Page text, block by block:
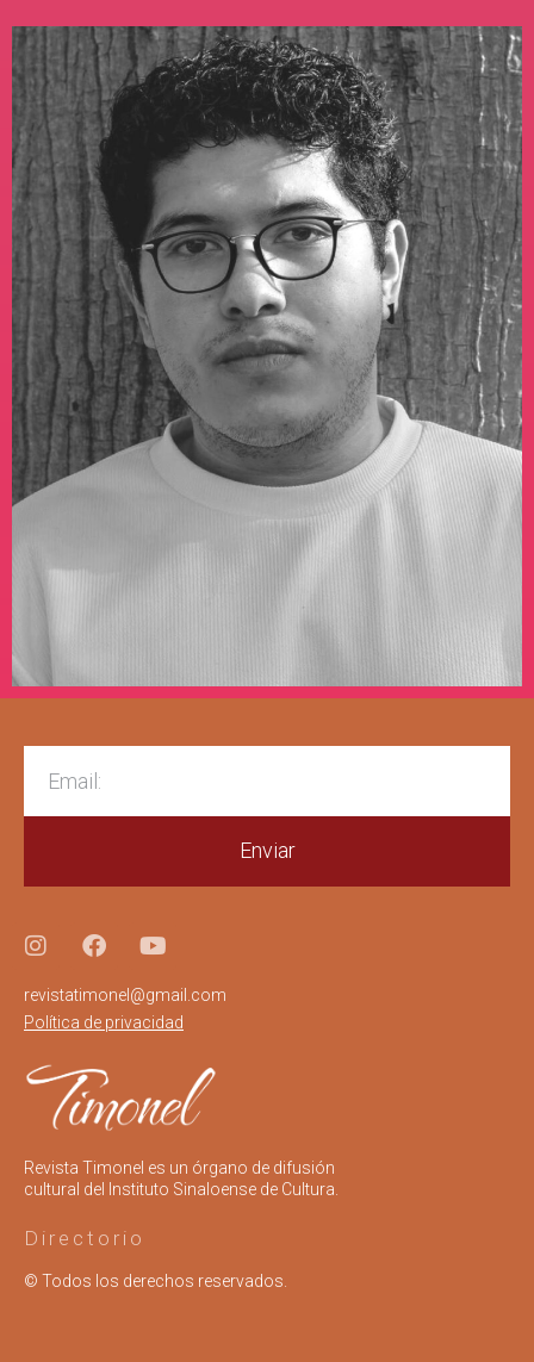
Enviar
revistatimonel@gmail.com
Política de privacidad
Revista Timonel es un órgano de difusión
cultural del Instituto Sinaloense de Cultura.
Directorio
© Todos los derechos reservados.